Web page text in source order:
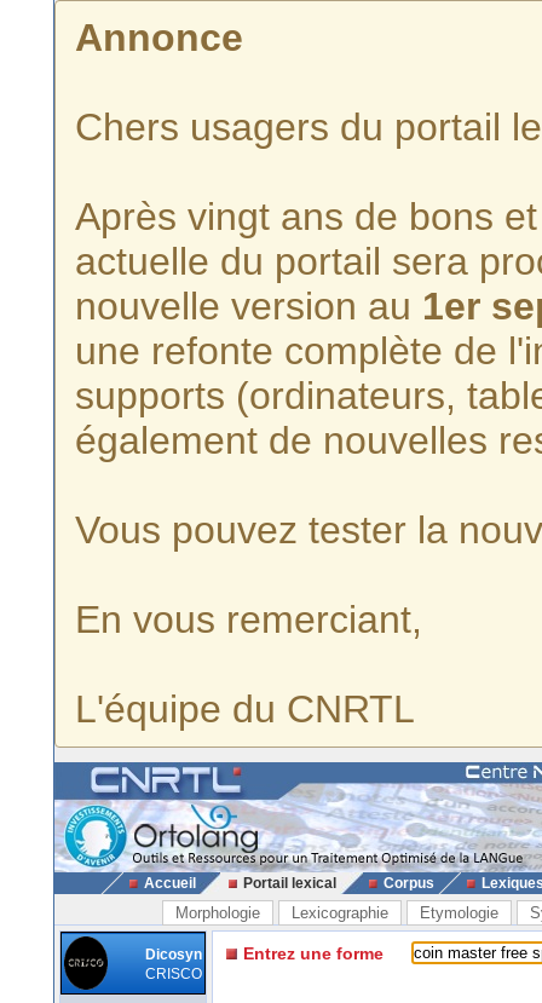
Annonce
Chers usagers du portail
Après vingt ans de bons
actuelle du portail sera
nouvelle version au 1er
une refonte complète de
supports (ordinateurs,
également de nouvelles
Vous pouvez tester la
En vous remerciant,
L'équipe du CNRTL
Accueil Portail lexical Corpus
Morphologie Lexicographie Etymologie
Dicosyn
CRISCO
Entrez une forme